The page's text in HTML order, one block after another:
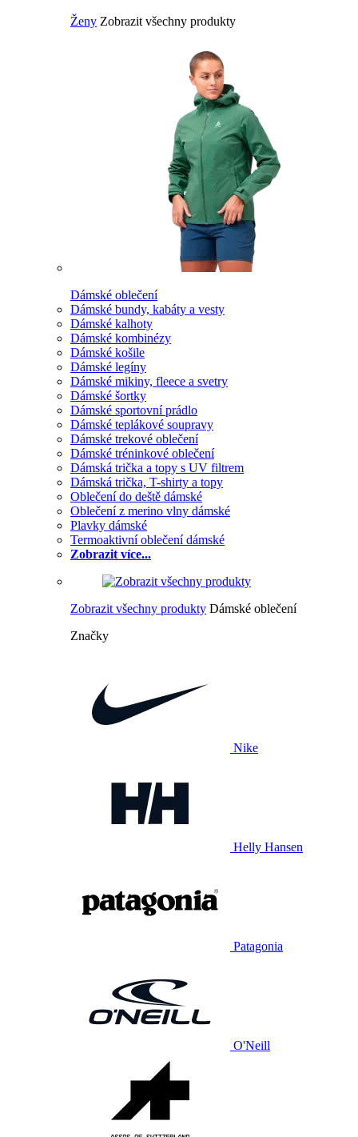
Ženy Zobrazit všechny produkty
Dámské oblečení
Dámské bundy, kabáty a vesty
Dámské kalhoty
Dámské kombinézy
Dámské košile
Dámské legíny
Dámské mikiny, fleece a svetry
Dámské šortky
Dámské sportovní prádlo
Dámské teplákové soupravy
Dámské trekové oblečení
Dámské tréninkové oblečení
Dámská trička a topy s UV filtrem
Dámská trička, T-shirty a topy
Oblečení do deště dámské
Oblečení z merino vlny dámské
Plavky dámské
Termoaktivní oblečení dámské
Zobrazit více...
Zobrazit všechny produkty Dámské oblečení
Značky
Nike
Helly Hansen
Patagonia
O'Neill